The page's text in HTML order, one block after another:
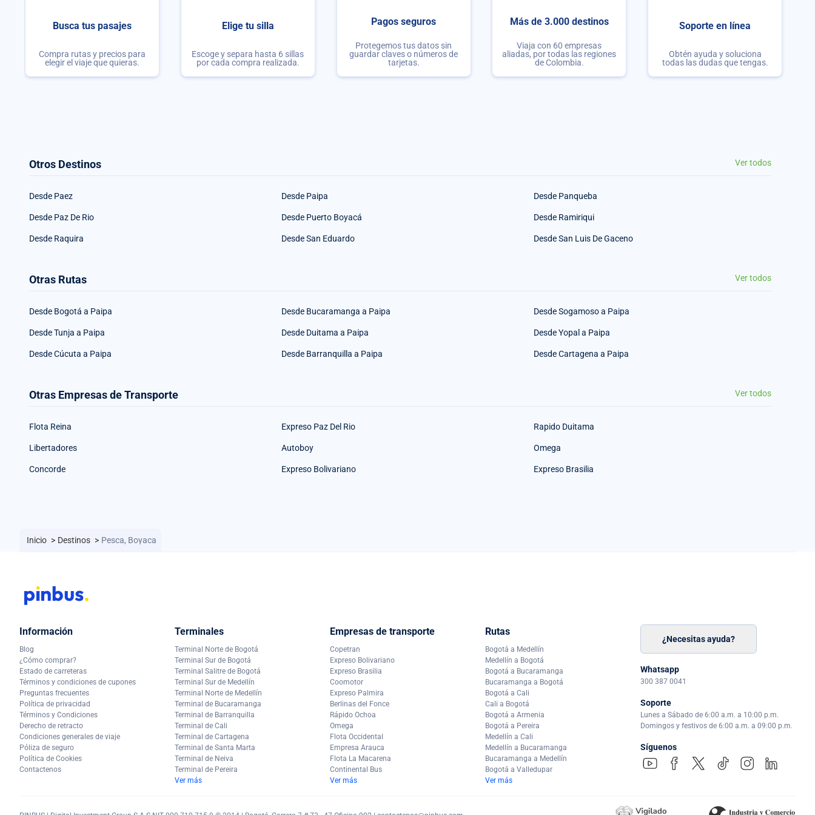
Busca tus pasajes
Compra rutas y precios para
elegir el viaje que quieras.
Elige tu silla
Escoge y separa hasta 6 sillas
por cada compra realizada.
Pagos seguros
Protegemos tus datos sin
guardar claves o números de
tarjetas.
Más de 3.000 destinos
Viaja con 60 empresas
aliadas, por todas las regiones
de Colombia.
Soporte en línea
Obtén ayuda y soluciona
todas las dudas que tengas.
Otros Destinos Ver todos
Desde Paez Desde Paipa Desde Panqueba
Desde Paz De Rio Desde Puerto Boyacá Desde Ramiriqui
Desde Raquira Desde San Eduardo Desde San Luis De Gaceno
Otras Rutas Ver todos
Desde Bogotá a Paipa Desde Bucaramanga a Paipa Desde Sogamoso a Paipa
Desde Tunja a Paipa Desde Duitama a Paipa Desde Yopal a Paipa
Desde Cúcuta a Paipa Desde Barranquilla a Paipa Desde Cartagena a Paipa
Otras Empresas de Transporte Ver todos
Flota Reina Expreso Paz Del Rio Rapido Duitama
Libertadores Autoboy Omega
Concorde Expreso Bolivariano Expreso Brasilia
Inicio > Destinos > Pesca, Boyaca
Información
Blog
¿Cómo comprar?
Estado de carreteras
Términos y condiciones de cupones
Preguntas frecuentes
Política de privacidad
Términos y Condiciones
Derecho de retracto
Condiciones generales de viaje
Póliza de seguro
Política de Cookies
Contactenos
Terminales
Terminal Norte de Bogotá
Terminal Sur de Bogotá
Terminal Salitre de Bogotá
Terminal Sur de Medellín
Terminal Norte de Medellín
Terminal de Bucaramanga
Terminal de Barranquilla
Terminal de Cali
Terminal de Cartagena
Terminal de Santa Marta
Terminal de Neiva
Terminal de Pereira
Ver más
Empresas de transporte
Copetran
Expreso Bolivariano
Expreso Brasilia
Coomotor
Expreso Palmira
Berlinas del Fonce
Rápido Ochoa
Omega
Flota Occidental
Empresa Arauca
Flota La Macarena
Continental Bus
Ver más
Rutas
Bogotá a Medellín
Medellín a Bogotá
Bogotá a Bucaramanga
Bucaramanga a Bogotá
Bogotá a Cali
Cali a Bogotá
Bogotá a Armenia
Bogotá a Pereira
Medellín a Cali
Medellín a Bucaramanga
Bucaramanga a Medellín
Bogotá a Valledupar
Ver más
¿Necesitas ayuda?
Whatsapp
300 387 0041
Soporte
Lunes a Sábado de 6:00 a.m. a 10:00 p.m.
Domingos y festivos de 6:00 a.m. a 09:00 p.m.
Síguenos